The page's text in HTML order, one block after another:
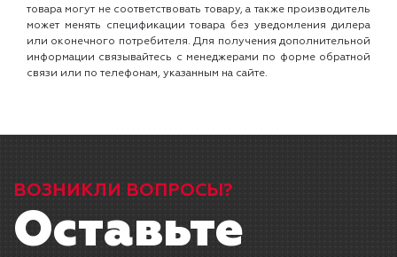
товара могут не соответствовать товару, а также производитель
может менять спецификации товара без уведомления дилера
или оконечного потребителя. Для получения дополнительной
информации связывайтесь с менеджерами по форме обратной
связи или по телефонам, указанным на сайте.
ВОЗНИКЛИ ВОПРОСЫ?
Оставьте